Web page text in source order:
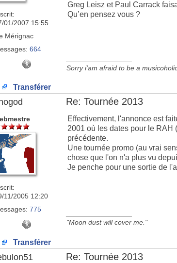
01/2007 15:55
Mérignac
664
Greg Leisz et Paul Carrack
Qu’en pensez vous ?
Sorry i'am afraid to be a
Transférer
Re: Tournée 2013
11/2005 12:20
775
Effectivement, l'annonce est
2001 où les dates pour le RAH
précédente.
Une tournée promo (au vrai
chose que l'on n'a plus vu
Je penche pour une sortie de
"Moon dust will cover me."
Transférer
Re: Tournée 2013